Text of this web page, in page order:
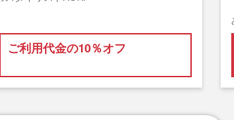
ご利用代金の10％オフ